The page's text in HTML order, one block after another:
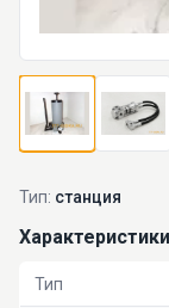
Тип: станция
Характеристики
Тип